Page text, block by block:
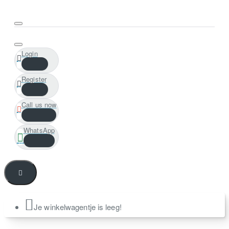
Login
Register
Call us now
WhatsApp
Je winkelwagentje is leeg!